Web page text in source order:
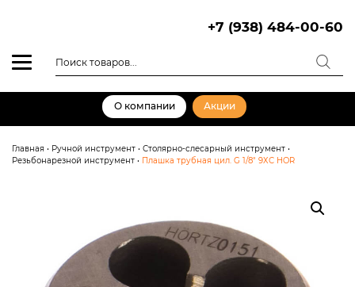
+7 (938) 484-00-60
товаров
О компании Акции
Главная • Ручной инструмент • Столярно-слесарный инструмент •
Резьбонарезной инструмент • Плашка трубная цил. G 1/8″ 9ХС HOR